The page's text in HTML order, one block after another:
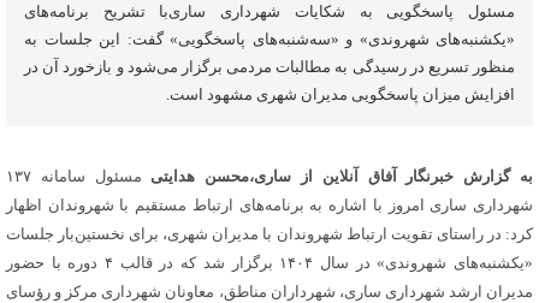
مسئول پاسخگویی به شکایات شهرداری ساری‌با تشریح برنامه‌های
«یکشنبه‌های شهروندی» و «سه‌شنبه‌های پاسخگویی» گفت: این جلسات به
منظور تسریع در رسیدگی به مطالبات مردمی برگزار می‌شود و بازخورد آن در
افزایش میزان پاسخگویی مدیران شهری مشهود است.
به گزارش خبرنگار آفاق آنلاین از ساری،محسن هدایتی
مسئول سامانه ۱۳۷
شهرداری ساری امروز با اشاره به برنامه‌های ارتباط مستقیم با شهروندان اظهار
کرد: در راستای تقویت ارتباط شهروندان با مدیران شهری، برای نخستین‌بار جلسات
«یکشنبه‌های شهروندی» در سال ۱۴۰۴ برگزار شد که در قالب ۴ دوره با حضور
مدیران ارشد شهرداری ساری، شهرداران مناطق، معاونان شهرداری مرکز و رؤسای